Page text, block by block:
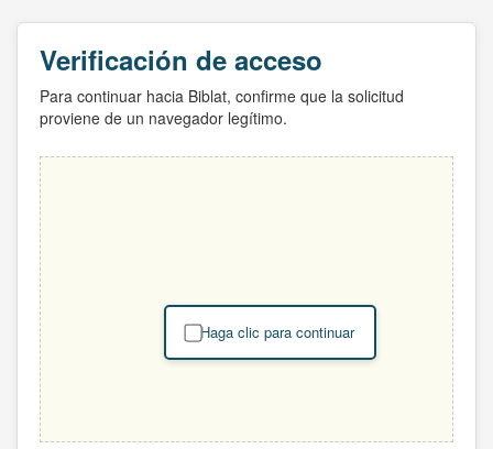
Verificación de acceso
Para continuar hacia Biblat, confirme que la solicitud
proviene de un navegador legítimo.
Haga clic para continuar